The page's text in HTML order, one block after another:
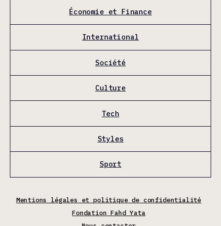
Économie et Finance
International
Société
Culture
Tech
Styles
Sport
Mentions légales et politique de confidentialité
Fondation Fahd Yata